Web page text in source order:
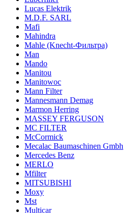
Lucas Elektrik
M.D.F. SARL
Mafi
Mahindra
Mahle (Knecht-Фильтра)
Man
Mando
Manitou
Manitowoc
Mann Filter
Mannesmann Demag
Marmon Herring
MASSEY FERGUSON
MC FILTER
McCormick
Mecalac Baumaschinen Gmbh
Mercedes Benz
MERLO
Mfilter
MITSUBISHI
Moxy
Mst
Multicar